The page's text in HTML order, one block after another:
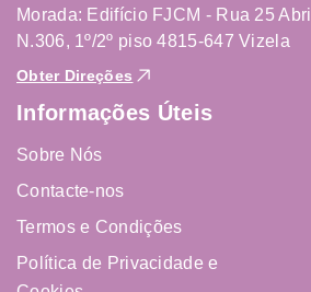
Morada: Edifício FJCM - Rua 25 Abril
N.306, 1º/2º piso 4815-647 Vizela
Obter Direções
Informações Úteis
Sobre Nós
Contacte-nos
Termos e Condições
Política de Privacidade e